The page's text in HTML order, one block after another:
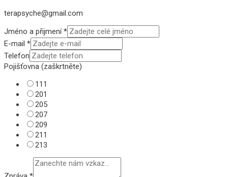
terapsyche@gmail.com
Jméno a přijmení*
E-mail *
Telefon
Pojišťovna (zaškrtněte)
111
201
205
207
209
211
213